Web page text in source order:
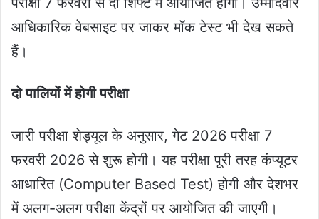
आधिकारिक वेबसाइट पर जाकर मॉक टेस्ट भी देख सकते
हैं।
दो पालियों में होगी परीक्षा
जारी परीक्षा शेड्यूल के अनुसार, गेट 2026 परीक्षा 7
फरवरी 2026 से शुरू होगी। यह परीक्षा पूरी तरह कंप्यूटर
आधारित (Computer Based Test) होगी और देशभर
में अलग-अलग परीक्षा केंद्रों पर आयोजित की जाएगी।